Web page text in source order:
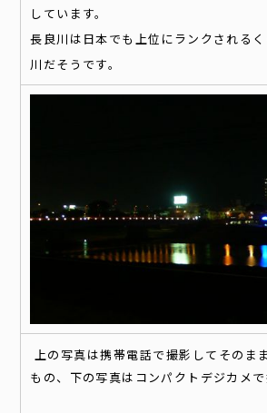
しています。
長良川は日本でも上位にランクされる
川だそうです。
上の写真は携帯電話で撮影してそのま
もの、下の写真はコンパクトデジカメで